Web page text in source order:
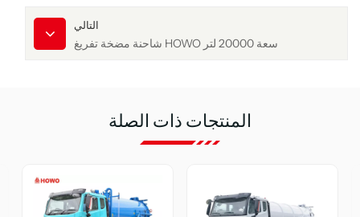
التالي
شاحنة مضخة تفريغ HOWO سعة 20000 لتر
المنتجات ذات الصلة